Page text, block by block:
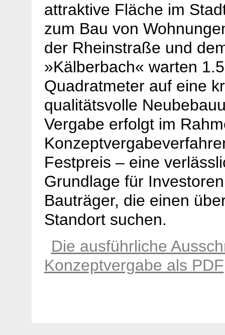
attraktive Fläche im
zum Bau von
der Rheinstraße und
»Kälberbach« warten
Quadratmeter auf eine
qualitätsvolle
Vergabe erfolgt im
Festpreis – eine
Grundlage für
Bauträger, die einen
Standort suchen.
Die ausführliche
Konzeptvergabe als PDF